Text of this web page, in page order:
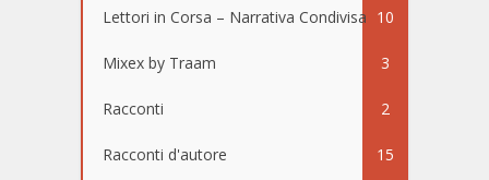
Lettori in Corsa – Narrativa Condivisa 10
Mixex by Traam 3
Racconti 2
Racconti d'autore 15